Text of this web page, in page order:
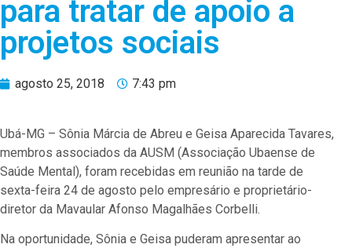
para tratar de apoio a
projetos sociais
agosto 25, 2018 7:43 pm
Ubá-MG – Sônia Márcia de Abreu e Geisa Aparecida Tavares,
membros associados da AUSM (Associação Ubaense de
Saúde Mental), foram recebidas em reunião na tarde de
sexta-feira 24 de agosto pelo empresário e proprietário-
diretor da Mavaular Afonso Magalhães Corbelli.
Na oportunidade, Sônia e Geisa puderam apresentar ao